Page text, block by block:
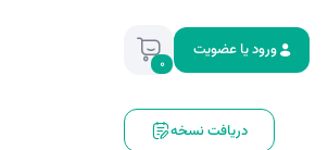
ورود یا عضویت
0
دریافت نسخه